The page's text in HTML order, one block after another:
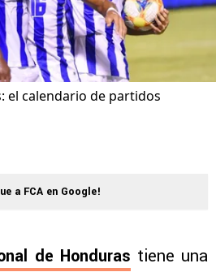
el calendario de partidos
a FCA en Google!
de Honduras tiene una